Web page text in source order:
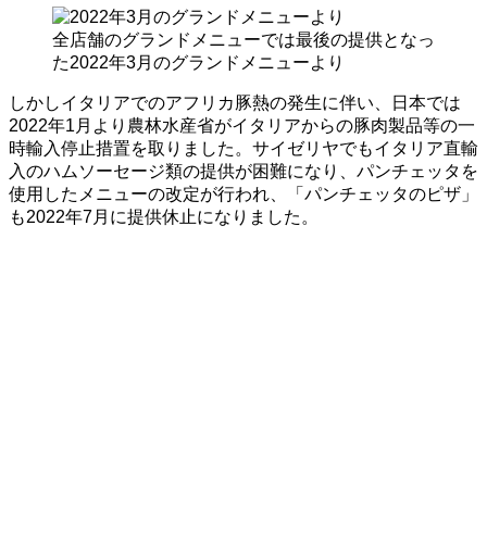
全店舗のグランドメニューでは最後の提供となっ
た2022年3月のグランドメニューより
しかしイタリアでのアフリカ豚熱の発生に伴い、日本では
2022年1月より農林水産省がイタリアからの豚肉製品等の一
時輸入停止措置を取りました。サイゼリヤでもイタリア直輸
入のハムソーセージ類の提供が困難になり、パンチェッタを
使用したメニューの改定が行われ、「パンチェッタのピザ」
も2022年7月に提供休止になりました。